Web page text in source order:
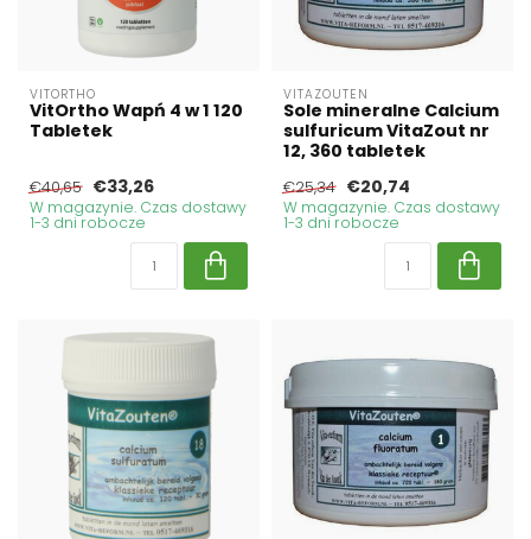
VITORTHO
VitOrtho Wapń 4 w 1 120
Tabletek
€40,65 €33,26
W magazynie. Czas dostawy
1-3 dni robocze
VITAZOUTEN
Sole mineralne Calcium
sulfuricum VitaZout nr
12, 360 tabletek
€25,34 €20,74
W magazynie. Czas dostawy
1-3 dni robocze